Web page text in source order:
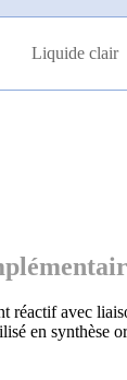
Liquide clair
réactif avec
en synthèse